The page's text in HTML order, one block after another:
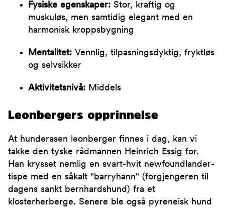
Fysiske egenskaper: Stor, kraftig og
muskuløs, men samtidig elegant med en
harmonisk kroppsbygning
Mentalitet: Vennlig, tilpasningsdyktig, fryktløs
og selvsikker
Aktivitetsnivå: Middels
Leonbergers opprinnelse
At hunderasen leonberger finnes i dag, kan vi
takke den tyske rådmannen Heinrich Essig for.
Han krysset nemlig en svart-hvit newfoundlander-
tispe med en såkalt "barryhann" (forgjengeren til
dagens sankt bernhardshund) fra et
klosterherberge. Senere ble også pyreneisk hund